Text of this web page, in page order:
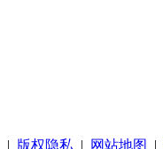
| 版权隐私 | 网站地图 |